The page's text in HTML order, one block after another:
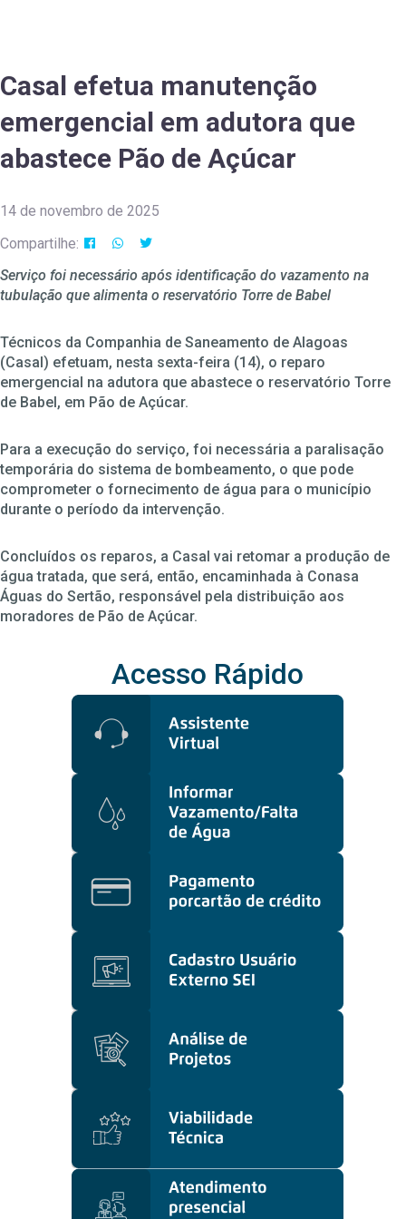
Casal efetua manutenção
emergencial em adutora que
abastece Pão de Açúcar
14 de novembro de 2025
Compartilhe:
Serviço foi necessário após identificação do vazamento na
tubulação que alimenta o reservatório Torre de Babel
Técnicos da Companhia de Saneamento de Alagoas
(Casal) efetuam, nesta sexta-feira (14), o reparo
emergencial na adutora que abastece o reservatório Torre
de Babel, em Pão de Açúcar.
Para a execução do serviço, foi necessária a paralisação
temporária do sistema de bombeamento, o que pode
comprometer o fornecimento de água para o município
durante o período da intervenção.
Concluídos os reparos, a Casal vai retomar a produção de
água tratada, que será, então, encaminhada à Conasa
Águas do Sertão, responsável pela distribuição aos
moradores de Pão de Açúcar.
Acesso Rápido